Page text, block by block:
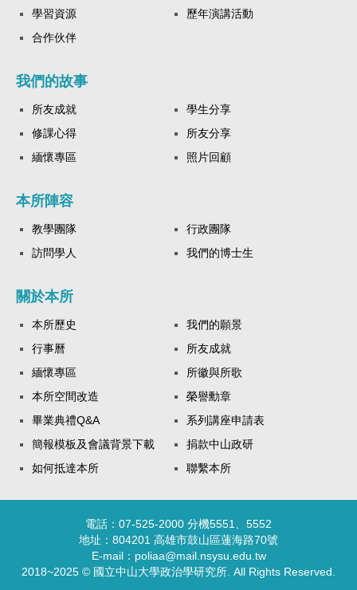
學習資源
歷年演講活動
合作伙伴
我們的故事
所友成就
學生分享
修課心得
所友分享
緬懷專區
照片回顧
本所陣容
教學團隊
行政團隊
訪問學人
我們的博士生
關於本所
本所歷史
我們的願景
行事曆
所友成就
緬懷專區
所徽與所歌
本所空間改造
榮譽勳章
畢業典禮Q&A
系列講座申請表
簡報模板及會議背景下載
捐款中山政研
如何抵達本所
聯繫本所
電話：07-525-2000 分機5551、5552
地址：804201 高雄市鼓山區蓮海路70號
E-mail：poliaa@mail.nsysu.edu.tw
2018~2025 © 國立中山大學政治學研究所. All Rights Reserved.